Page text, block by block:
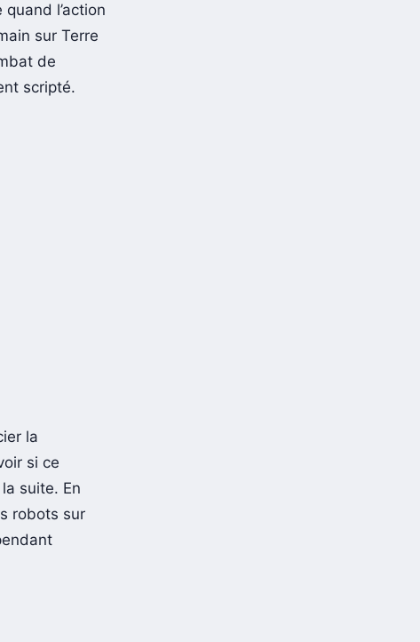
l’action
sur Terre
de
scripté.
la
si ce
suite. En
robots sur